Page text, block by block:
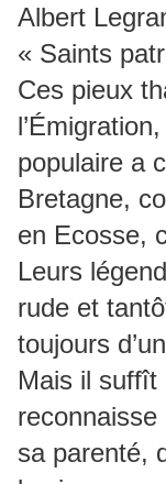
Albert
« Saints
Ces pieux
populaire a
Bretagne,
en Ecosse,
Leurs
rude et
toujours
Mais il suffît
reconnaisse
sa parenté,